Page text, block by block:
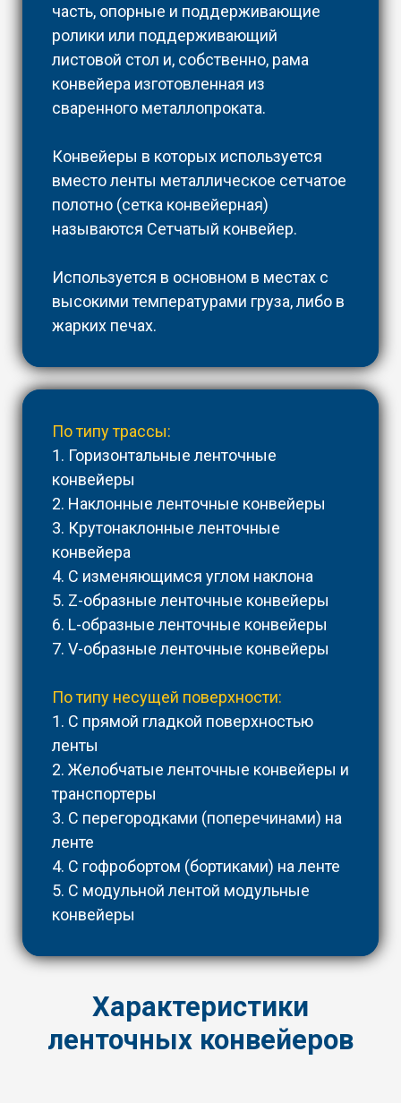
часть, опорные и поддерживающие
ролики или поддерживающий
листовой стол и, собственно, рама
конвейера изготовленная из
сваренного металлопроката.
Конвейеры в которых используется
вместо ленты металлическое сетчатое
полотно (сетка конвейерная)
называются Сетчатый конвейер.
Используется в основном в местах с
высокими температурами груза, либо в
жарких печах.
По типу трассы:
1. Горизонтальные ленточные
конвейеры
2. Наклонные ленточные конвейеры
3. Крутонаклонные ленточные
конвейера
4. С изменяющимся углом наклона
5. Z-образные ленточные конвейеры
6. L-образные ленточные конвейеры
7. V-образные ленточные конвейеры
По типу несущей поверхности:
1. С прямой гладкой поверхностью
ленты
2. Желобчатые ленточные конвейеры и
транспортеры
3. С перегородками (поперечинами) на
ленте
4. С гофробортом (бортиками) на ленте
5. С модульной лентой модульные
конвейеры
Характеристики
ленточных конвейеров